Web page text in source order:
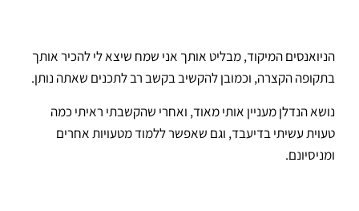
הניואנסים המיקוד, מבליט אותך אני שמח שיצא לי להכיר אותך
בתקופה הקצרה, וכמובן להקשיב בקשב רב לתכנים שאתה נותן.
נושא הנדלן מעניין אותי מאוד, ואחרי שהקשבתי ראיתי כמה
טעוית עשיתי בדיעבד, וגם שאפשר ללמוד מטעויות אחרים
ומניסיונם.